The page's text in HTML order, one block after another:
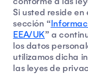
Si usted reside en
sección “
EEA/UK” a
los datos
utilizamos dicha
las leyes de